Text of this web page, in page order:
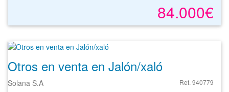
84.000€
Otros en venta en Jalón/xaló
Solana S.A Ref. 940779